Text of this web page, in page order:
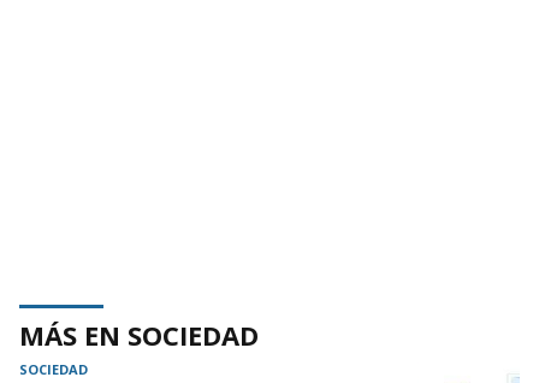
MÁS EN SOCIEDAD
SOCIEDAD